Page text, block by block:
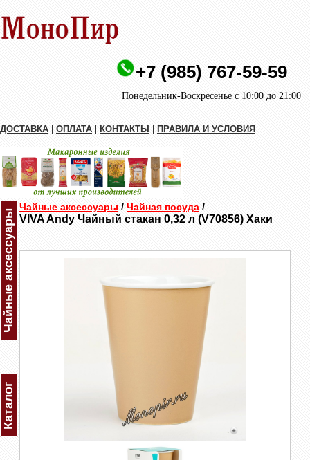
+7 (985) 767-59-59
Понедельник-Воскресенье с 10:00 до 21:00
ДОСТАВКА | ОПЛАТА | КОНТАКТЫ | ПРАВИЛА И УСЛОВИЯ
Чайные аксессуары
Каталог
Чайные аксессуары / Чайная посуда /
VIVA Andy Чайный стакан 0,32 л (V70856) Хаки